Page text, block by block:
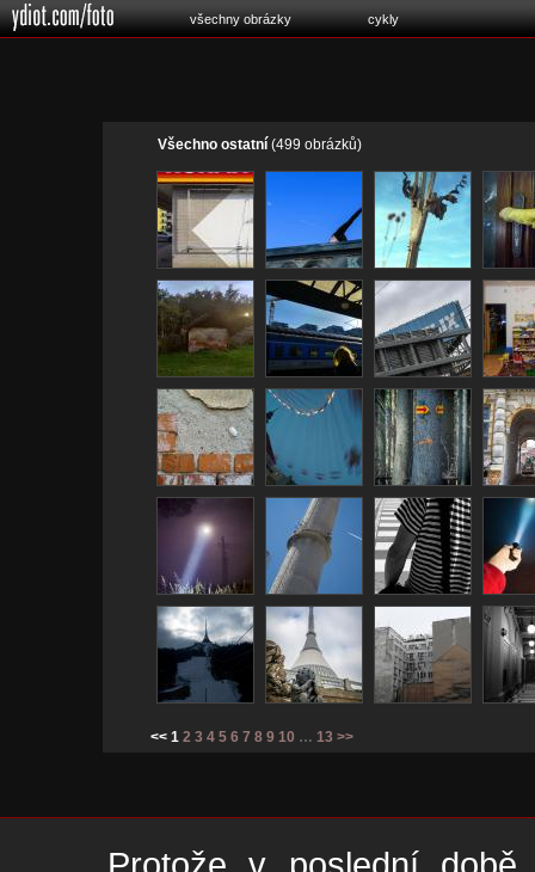
všechny obrázky cykly
Všechno ostatní (499 obrázků)
<< 1 2 3 4 5 6 7 8 9 10 … 13 >>